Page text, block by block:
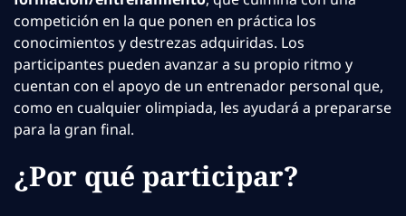
competición en la que ponen en práctica los
conocimientos y destrezas adquiridas. Los
participantes pueden avanzar a su propio ritmo y
cuentan con el apoyo de un entrenador personal que,
como en cualquier olimpiada, les ayudará a prepararse
para la gran final.
¿Por qué participar?